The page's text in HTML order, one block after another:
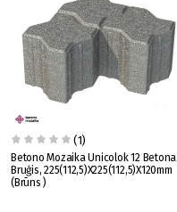
(1)
Betono Mozaika Unicolok 12 Betona
Bruģis, 225(112,5)X225(112,5)X120mm
(Brūns )